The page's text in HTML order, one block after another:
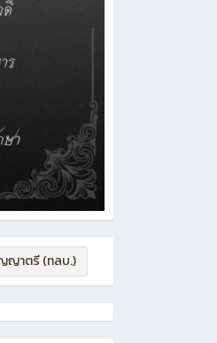
ญาตรี (ทลบ.)